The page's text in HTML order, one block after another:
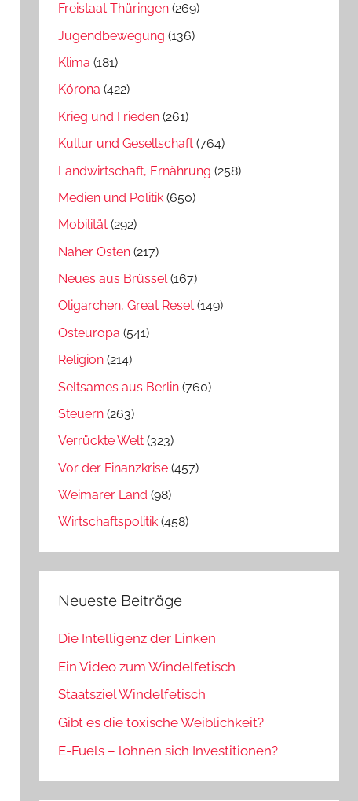
Freistaat Thüringen (269)
Jugendbewegung (136)
Klima (181)
Kórona (422)
Krieg und Frieden (261)
Kultur und Gesellschaft (764)
Landwirtschaft, Ernährung (258)
Medien und Politik (650)
Mobilität (292)
Naher Osten (217)
Neues aus Brüssel(167)
Oligarchen, Great Reset (149)
Osteuropa (541)
Religion (214)
Seltsames aus Berlin (760)
Steuern (263)
Verrückte Welt (323)
Vor der Finanzkrise (457)
Weimarer Land (98)
Wirtschaftspolitik (458)
Neueste Beiträge
Die Intelligenz der Linken
Ein Video zum Windelfetisch
Staatsziel Windelfetisch
Gibt es die toxische Weiblichkeit?
E-Fuels – lohnen sich Investitionen?